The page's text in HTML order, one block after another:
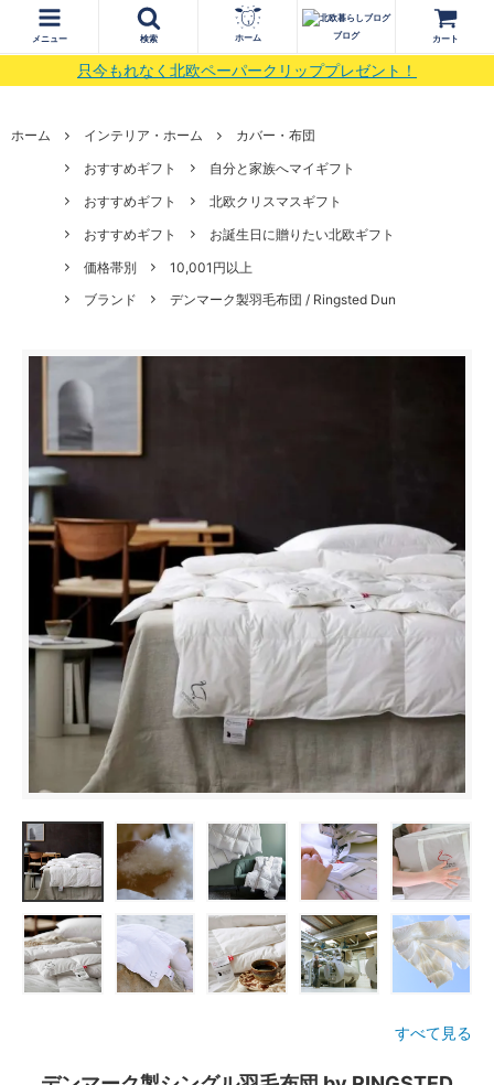
只今もれなく北欧ペーパークリッププレゼント！
メニュー 検索 ホーム ブログ カート
ホーム インテリア・ホーム
カバー・布団
おすすめギフト
自分と家族へマイギフト
おすすめギフト
北欧クリスマスギフト
おすすめギフト
お誕生日に贈りたい北欧ギフト
価格帯別
10,001円以上
ブランド
デンマーク製羽毛布団 / Ringsted Dun
すべて見る